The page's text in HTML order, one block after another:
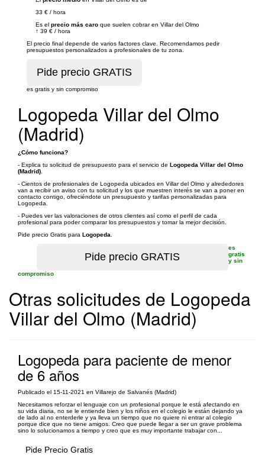
33 € / hora
Es el precio más caro que suelen cobrar en Villar del Olmo
↑ 39 € / hora
El precio final depende de varios factores clave. Recomendamos pedir
presupuestos personalizados a profesionales de tu zona.
es gratis y sin compromiso
Logopeda Villar del Olmo
(Madrid)
¿Cómo funciona?
- Explica tu solicitud de presupuesto para el servicio de Logopeda Villar del Olmo
(Madrid)
- Cientos de profesionales de Logopeda ubicados en Villar del Olmo y alrededores
van a recibir un aviso con tu solicitud y los que muestren interés se van a poner en
contacto contigo, ofreciéndote un presupuesto y tarifas personalizadas para
Logopeda.
- Puedes ver las valoraciones de otros clientes así como el perfil de cada
profesional para poder comparar los presupuestos y tomar la mejor decisión.
Pide precio Gratis para Logopeda
es
gratis
y sin
compromiso
Otras solicitudes de Logopeda
Villar del Olmo (Madrid)
Logopeda para paciente de menor
de 6 años
Publicado el 15-11-2021 en Villarejo de Salvanés (Madrid)
Necesitamos reforzar el lenguaje con un profesional porque le está afectando en
su vida diaria, no se le entiende bien y los niños en el colegio le están dejando ya
de lado al no enterderle y ya lleva un tiempo que no quiere ni entrar al colegio
porque dice que no tiene amigos. Creo que puede llegar a ser un grave problema
sino lo solucionamos a tiempo y creo que es muy importante trabajar con...
Pide Precio Gratis